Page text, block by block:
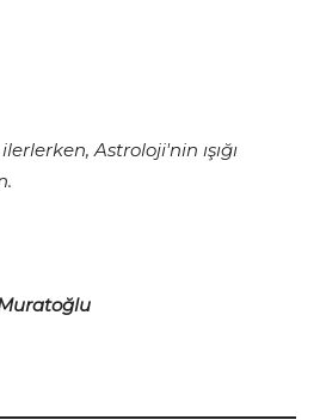
Astroloji'nin ışığı